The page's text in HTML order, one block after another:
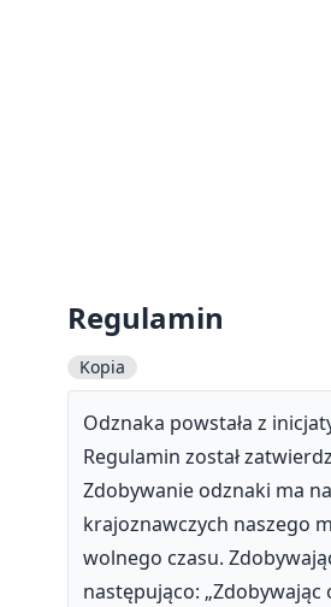
Regulamin
Kopia
Odznaka powstała z
Regulamin został
Zdobywanie odznaki ma
krajoznawczych naszego
wolnego czasu.
następująco: